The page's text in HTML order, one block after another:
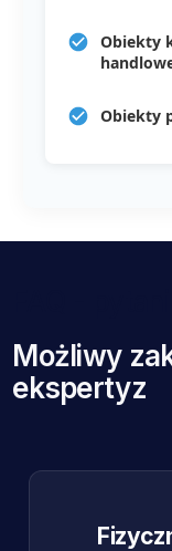
Obiekty
Obiekty
Możliwy
ekspertyz